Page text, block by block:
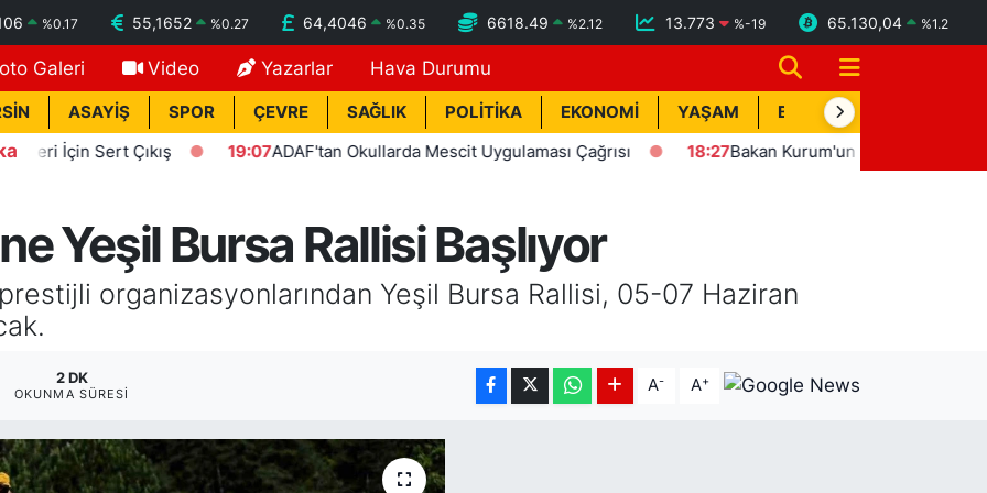
%0.17 55,1652 %0.27 64,4046 %0.35 6618.49 %2.12 13.773 %-19 65.130,04 %1.2
Galeri Video Yazarlar Hava Durumu
ASAYİŞ SPOR ÇEVRE SAĞLIK POLİTİKA EKONOMİ YAŞAM BİK İLAN
Çıkış 19:07 ADAF'tan Okullarda Mescit Uygulaması Çağrısı 18:27 Bakan Kurum'un katılımıyla Hatay'da 8 bin
Yeşil Bursa Rallisi Başlıyor
organizasyonlarından Yeşil Bursa Rallisi, 05-07 Haziran
2 DK
OKUNMA SÜRESI A- A+